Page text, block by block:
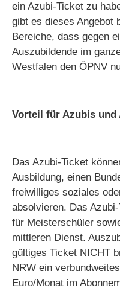
ein Azubi-Ticket zu
gibt es dieses Angebot
Bereiche, dass gegen
Auszubildende im
Westfalen den ÖPNV
Vorteil für Azubis und
Das Azubi-Ticket
Ausbildung, einen
freiwilliges soziales
absolvieren. Das
für Meisterschüler
mittleren Dienst.
gültiges Ticket NICHT
NRW ein
Euro/Monat im